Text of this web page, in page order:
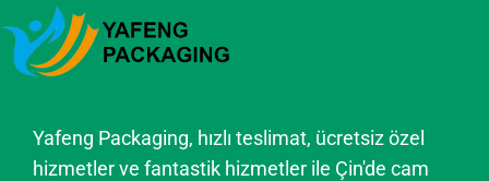
Yafeng Packaging, hızlı teslimat, ücretsiz özel
hizmetler ve fantastik hizmetler ile Çin'de cam